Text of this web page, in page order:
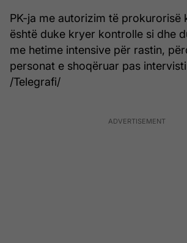
PK-ja me autorizim të prokurorisë
është duke kryer kontrolle si dhe
me hetime intensive për rastin,
personat e shoqëruar pas
/Telegrafi/